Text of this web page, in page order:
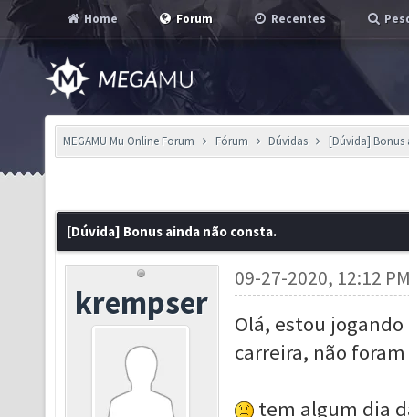
Home Forum Recentes
MEGAMU Mu Online Forum Fórum Dúvidas [Dúvida]
[Dúvida] Bonus ainda não consta.
krempser
09-27-2020, 12:12
Olá, estou
carreira, não
tem algum dia